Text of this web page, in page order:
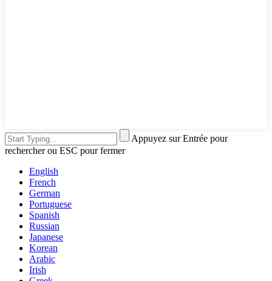
Appuyez sur Entrée pour
rechercher ou ESC pour fermer
English
French
German
Portuguese
Spanish
Russian
Japanese
Korean
Arabic
Irish